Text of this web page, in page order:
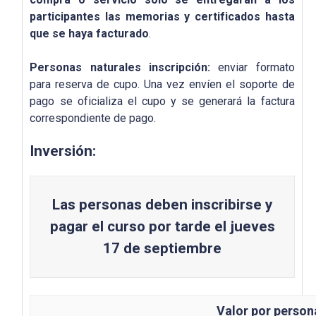
participantes las memorias y certificados hasta
que se haya facturado.
Personas naturales inscripción:enviar formato
para reserva de cupo. Una vez envíen el soporte de
pago se oficializa el cupo y se generará la factura
correspondiente de pago.
Inversión:
Las personas deben inscribirse y
pagar el curso por tarde el jueves
17 de septiembre
Valor por